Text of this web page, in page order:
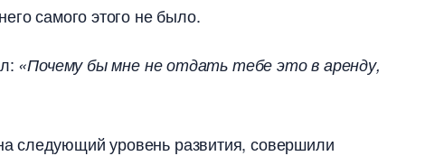
самого этого не было.
«Почему бы мне не отдать тебе это в аренду,
следующий уровень развития, совершили